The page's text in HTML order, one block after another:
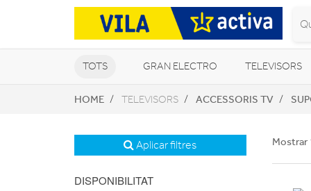
TOTS GRAN ELECTRO TELEVISORS
CLIMATITZACIÓ I CALEFACCIÓ
HOME TELEVISORS ACCESSORIS TV
Aplicar filtres
DISPONIBILITAT
Mostrar